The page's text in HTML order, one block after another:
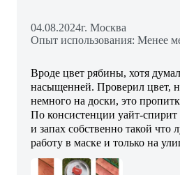
04.08.2024г. Москва
Опыт использования: Менее
Вроде цвет рябины, хотя
насыщенней. Проверил цвет,
немного на доски, это
По консистенции уайт-спирит
и запах собственно такой что
работу в маске и только на